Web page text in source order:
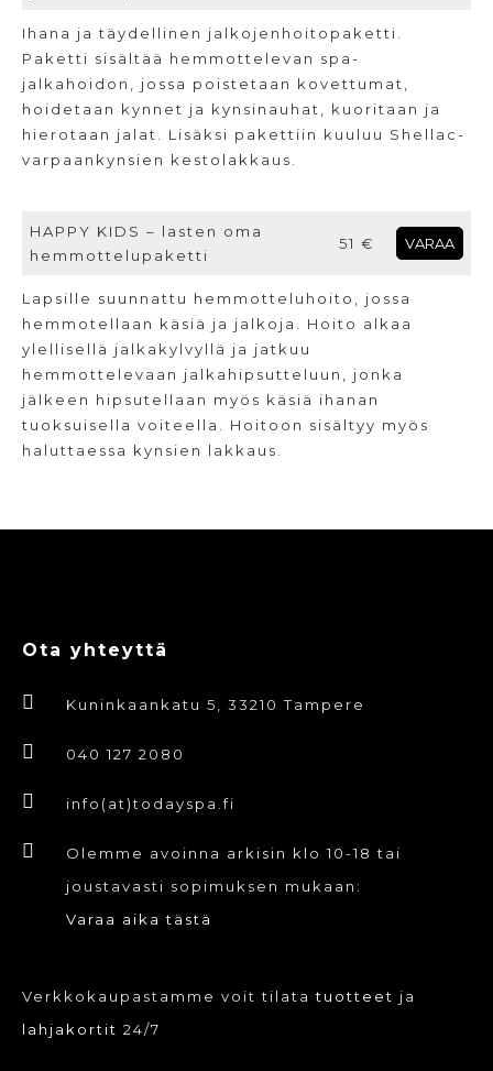
Ihana ja täydellinen jalkojenhoitopaketti.
Paketti sisältää hemmottelevan spa-
jalkahoidon, jossa poistetaan kovettumat,
hoidetaan kynnet ja kynsinauhat, kuoritaan ja
hierotaan jalat. Lisäksi pakettiin kuuluu Shellac-
varpaankynsien kestolakkaus.
HAPPY KIDS – lasten oma
hemmottelupaketti
51 € VARAA
Lapsille suunnattu hemmotteluhoito, jossa
hemmotellaan käsiä ja jalkoja. Hoito alkaa
ylellisellä jalkakylvyllä ja jatkuu
hemmottelevaan jalkahipsutteluun, jonka
jälkeen hipsutellaan myös käsiä ihanan
tuoksuisella voiteella. Hoitoon sisältyy myös
haluttaessa kynsien lakkaus.
Ota yhteyttä
Kuninkaankatu 5, 33210 Tampere
040 127 2080
info(at)todayspa.fi
Olemme avoinna arkisin klo 10-18 tai
joustavasti sopimuksen mukaan:
Varaa aika tästä
Verkkokaupastamme voit tilatatuotteet ja
lahjakortit 24/7